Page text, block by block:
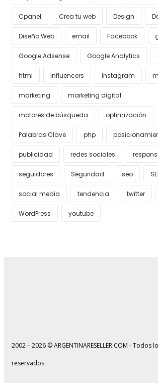
Cpanel Crea tu web Design
Diseño Web email Facebook
Google Adsense Google Analytics
html Influencers Instagram
marketing marketing digital
motores de búsqueda optimización
Palabras Clave php
publicidad redes sociales
seguidores Seguridad seo
social media tendencia twitter
WordPress youtube
2002 – 2026 © ARGENTINARESELLER.COM - Todos
reservados.